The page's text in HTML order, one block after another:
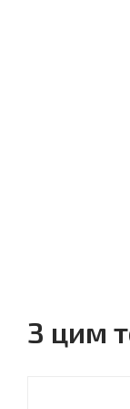
З цим